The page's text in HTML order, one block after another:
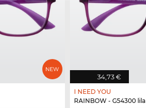
34,73 €
I NEED YOU
RAINBOW - G54300 lila